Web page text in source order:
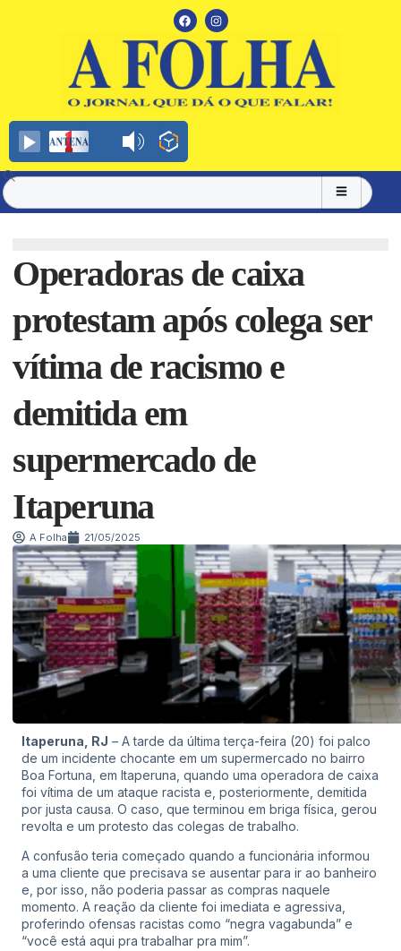
Operadoras de caixa
protestam após colega ser
vítima de racismo e
demitida em
supermercado de
Itaperuna
A Folha 21/05/2025
Itaperuna, RJ – A tarde da última terça-feira (20) foi palco
de um incidente chocante em um supermercado no bairro
Boa Fortuna, em Itaperuna, quando uma operadora de caixa
foi vítima de um ataque racista e, posteriormente, demitida
por justa causa. O caso, que terminou em briga física, gerou
revolta e um protesto das colegas de trabalho.
A confusão teria começado quando a funcionária informou
a uma cliente que precisava se ausentar para ir ao banheiro
e, por isso, não poderia passar as compras naquele
momento. A reação da cliente foi imediata e agressiva,
proferindo ofensas racistas como “negra vagabunda” e
“você está aqui pra trabalhar pra mim”.